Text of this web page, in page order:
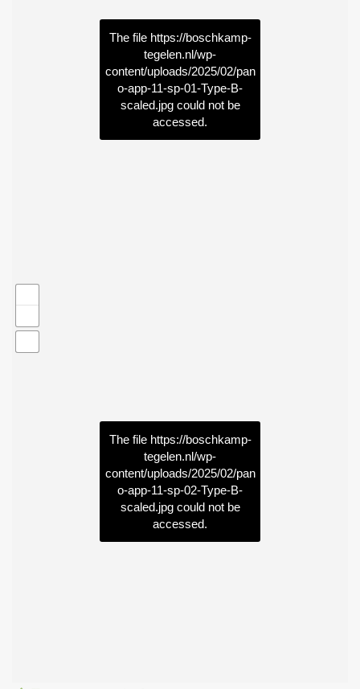
The file https://boschkamp-
tegelen.nl/wp-
content/uploads/2025/02/pan
o-app-11-sp-01-Type-B-
scaled.jpgcould not be
accessed.
The file https://boschkamp-
tegelen.nl/wp-
content/uploads/2025/02/pan
o-app-11-sp-02-Type-B-
scaled.jpgcould not be
accessed.